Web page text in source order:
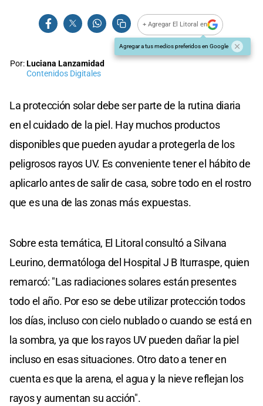
+ Agregar El Litoral en
Agregar a tus medios preferidos en Google
Por:Luciana Lanzamidad
Contenidos Digitales
La protección solar debe ser parte de la rutina diaria
en el cuidado de la piel. Hay muchos productos
disponibles que pueden ayudar a protegerla de los
peligrosos rayos UV. Es conveniente tener el hábito de
aplicarlo antes de salir de casa, sobre todo en el rostro
que es una de las zonas más expuestas.
Sobre esta temática, El Litoral consultó a Silvana
Leurino, dermatóloga del Hospital J B Iturraspe, quien
remarcó: "Las radiaciones solares están presentes
todo el año. Por eso se debe utilizar protección todos
los días, incluso con cielo nublado o cuando se está en
la sombra, ya que los rayos UV pueden dañar la piel
incluso en esas situaciones. Otro dato a tener en
cuenta es que la arena, el agua y la nieve reflejan los
rayos y aumentan su acción".